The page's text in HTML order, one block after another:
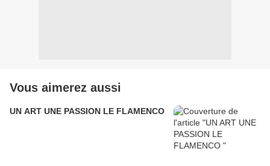
Vous aimerez aussi
UN ART UNE PASSION LE FLAMENCO